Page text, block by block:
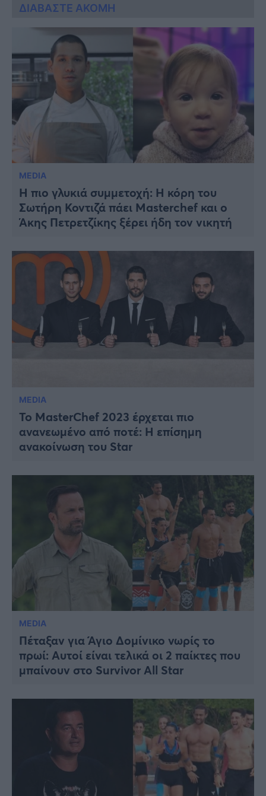
ΔΙΑΒΑΣΤΕ ΑΚΟΜΗ
MEDIA
Η πιο γλυκιά συμμετοχή: Η κόρη του
Σωτήρη Κοντιζά πάει Masterchef και ο
Άκης Πετρετζίκης ξέρει ήδη τον νικητή
MEDIA
To MasterChef 2023 έρχεται πιο
ανανεωμένο από ποτέ: Η επίσημη
ανακοίνωση του Star
MEDIA
Πέταξαν για Άγιο Δομίνικο νωρίς το
πρωί: Αυτοί είναι τελικά οι 2 παίκτες που
μπαίνουν στο Survivor All Star